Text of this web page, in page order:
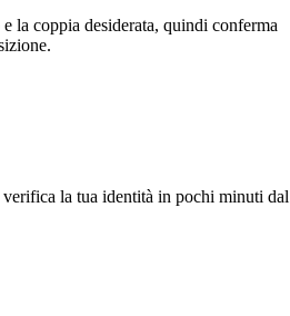
la coppia desiderata, quindi conferma
la tua identità in pochi minuti dal